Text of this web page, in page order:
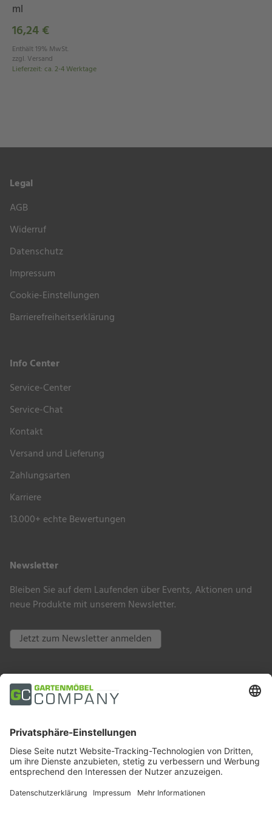
ml
16,24 €
Enthält 19% MwSt.
zzgl. Versand
Lieferzeit: ca. 2-4 Werktage
Legal
AGB
Widerruf
Datenschutz
Impressum
Cookie-Einstellungen
Barrierefreiheitserklärung
Info Center
Service-Center
Service-Chat
Kontakt
Versand und Lieferung
Zahlungsarten
Karriere
13.000+ echte Bewertungen
Newsletter
Bleiben Sie auf dem Laufenden über Events, Aktionen und
neue Produkte mit unserem Newsletter.
Jetzt zum Newsletter anmelden
Zahlungsarten